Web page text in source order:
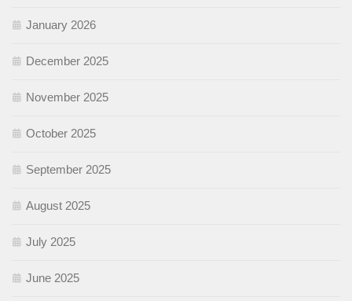
January 2026
December 2025
November 2025
October 2025
September 2025
August 2025
July 2025
June 2025